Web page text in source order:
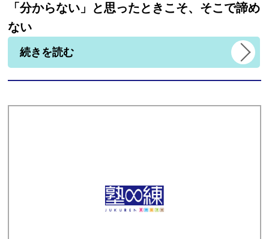
中学生
大学受験の方
生徒さんの塾∞練体験インタビュー
「分からない」と思ったときこそ、そこで諦め
ない
続きを読む